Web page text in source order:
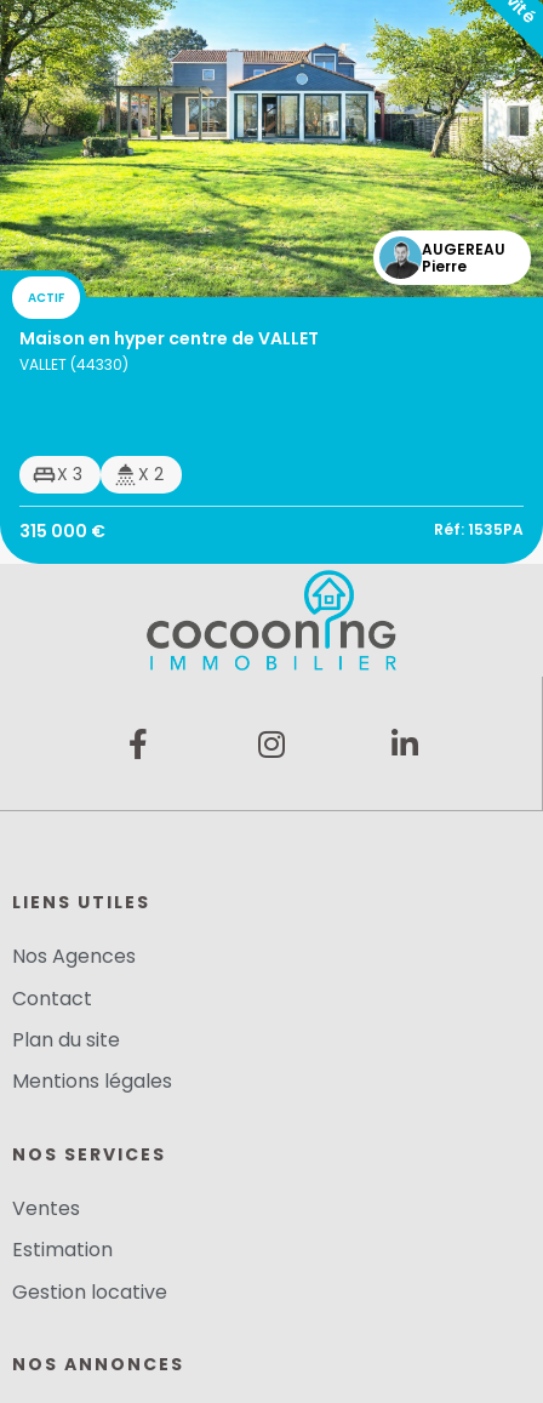
Maison en hyper centre de VALLET
VALLET (44330)
X 3 X 2
315 000 € Réf: 1535PA
ACTIF
AUGEREAU
Pierre
LIENS UTILES
Nos Agences
Contact
Plan du site
Mentions légales
NOS SERVICES
Ventes
Estimation
Gestion locative
NOS ANNONCES